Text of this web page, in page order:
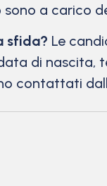
sono a carico
sfida? Le
di nascita,
contattati